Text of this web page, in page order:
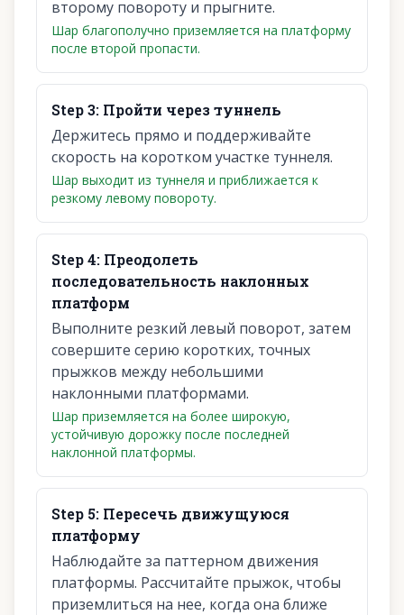
второму повороту и прыгните.
Шар благополучно приземляется на платформу
после второй пропасти.
Step3: Пройти через туннель
Держитесь прямо и поддерживайте
скорость на коротком участке туннеля.
Шар выходит из туннеля и приближается к
резкому левому повороту.
Step4: Преодолеть
последовательность наклонных
платформ
Выполните резкий левый поворот, затем
совершите серию коротких, точных
прыжков между небольшими
наклонными платформами.
Шар приземляется на более широкую,
устойчивую дорожку после последней
наклонной платформы.
Step 5: Пересечь движущуюся
платформу
Наблюдайте за паттерном движения
платформы. Рассчитайте прыжок, чтобы
приземлиться на нее, когда она ближе